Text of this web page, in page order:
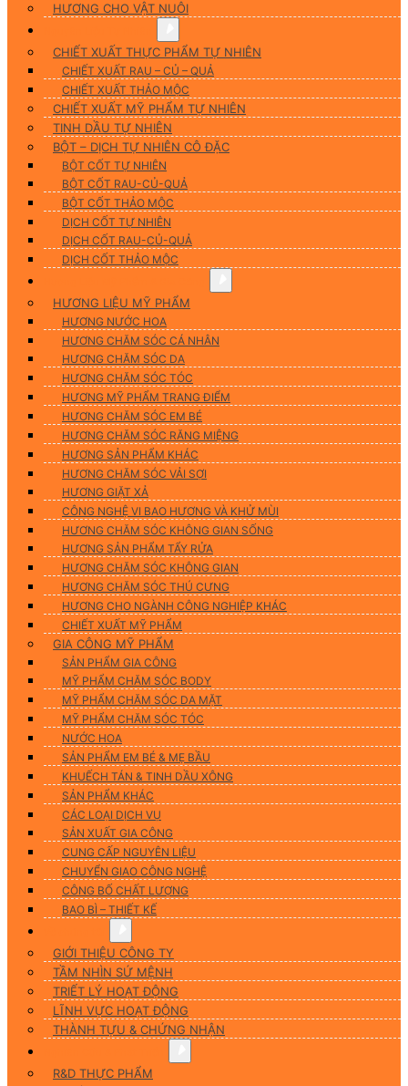
HƯƠNG CHO VẬT NUÔI
CHIẾT XUẤT THỰC PHẨM TỰ NHIÊN
CHIẾT XUẤT RAU – CỦ – QUẢ
CHIẾT XUẤT THẢO MỘC
CHIẾT XUẤT MỸ PHẨM TỰ NHIÊN
TINH DẦU TỰ NHIÊN
BỘT – DỊCH TỰ NHIÊN CÔ ĐẶC
BỘT CỐT TỰ NHIÊN
BỘT CỐT RAU-CỦ-QUẢ
BỘT CỐT THẢO MỘC
DỊCH CỐT TỰ NHIÊN
DỊCH CỐT RAU-CỦ-QUẢ
DỊCH CỐT THẢO MỘC
HƯƠNG LIỆU MỸ PHẨM
HƯƠNG NƯỚC HOA
HƯƠNG CHĂM SÓC CÁ NHÂN
HƯƠNG CHĂM SÓC DA
HƯƠNG CHĂM SÓC TÓC
HƯƠNG MỸ PHẨM TRANG ĐIỂM
HƯƠNG CHĂM SÓC EM BÉ
HƯƠNG CHĂM SÓC RĂNG MIỆNG
HƯƠNG SẢN PHẨM KHÁC
HƯƠNG CHĂM SÓC VẢI SỢI
HƯƠNG GIẶT XẢ
CÔNG NGHỆ VI BAO HƯƠNG VÀ KHỬ MÙI
HƯƠNG CHĂM SÓC KHÔNG GIAN SỐNG
HƯƠNG SẢN PHẨM TẨY RỬA
HƯƠNG CHĂM SÓC KHÔNG GIAN
HƯƠNG CHĂM SÓC THÚ CƯNG
HƯƠNG CHO NGÀNH CÔNG NGHIỆP KHÁC
CHIẾT XUẤT MỸ PHẨM
GIA CÔNG MỸ PHẨM
SẢN PHẨM GIA CÔNG
MỸ PHẨM CHĂM SÓC BODY
MỸ PHẨM CHĂM SÓC DA MẶT
MỸ PHẨM CHĂM SÓC TÓC
NƯỚC HOA
SẢN PHẨM EM BÉ & MẸ BẦU
KHUẾCH TÁN & TINH DẦU XÔNG
SẢN PHẨM KHÁC
CÁC LOẠI DỊCH VỤ
SẢN XUẤT GIA CÔNG
CUNG CẤP NGUYÊN LIỆU
CHUYỂN GIAO CÔNG NGHỆ
CÔNG BỐ CHẤT LƯỢNG
BAO BÌ – THIẾT KẾ
GIỚI THIỆU CÔNG TY
TẦM NHÌN SỨ MỆNH
TRIẾT LÝ HOẠT ĐỘNG
LĨNH VỰC HOẠT ĐỘNG
THÀNH TỰU & CHỨNG NHẬN
R&D THỰC PHẨM